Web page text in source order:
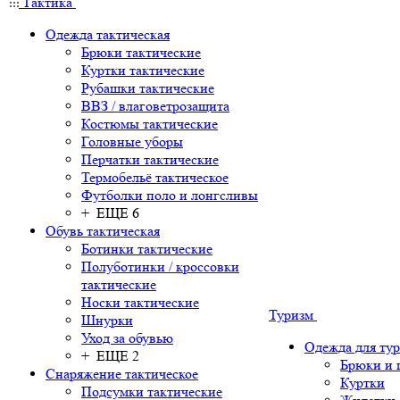
Одежда тактическая
Брюки тактические
Куртки тактические
Рубашки тактические
ВВЗ / влаговетрозащита
Костюмы тактические
Головные уборы
Перчатки тактические
Термобельё тактическое
Футболки поло и лонгсливы
+ ЕЩЕ 6
Обувь тактическая
Ботинки тактические
Полуботинки / кроссовки
тактические
Носки тактические
Шнурки
Уход за обувью
+ ЕЩЕ 2
Снаряжение тактическое
Подсумки тактические
Туризм
Одежда для
Брюки и
Куртки